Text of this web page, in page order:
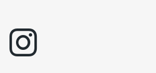
instagram